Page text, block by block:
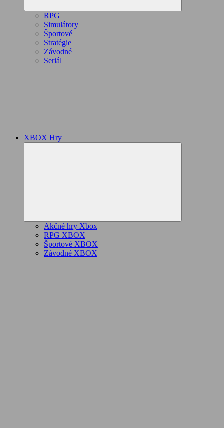
RPG
Simulátory
Športové
Stratégie
Závodné
Seriál
XBOX Hry
Akčné hry Xbox
RPG XBOX
Športové XBOX
Závodné XBOX